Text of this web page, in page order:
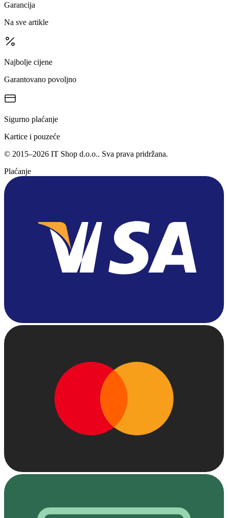
Garancija
Na sve artikle
Najbolje cijene
Garantovano povoljno
Sigurno plaćanje
Kartice i pouzeće
© 2015–2026 IT Shop d.o.o.. Sva prava pridržana.
Plaćanje